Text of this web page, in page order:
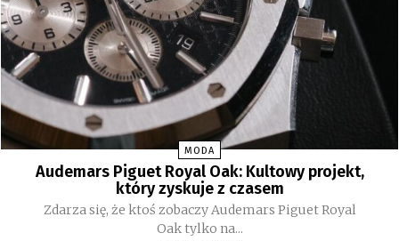
MODA
Audemars Piguet Royal Oak: Kultowy projekt,
który zyskuje z czasem
Zdarza się, że ktoś zobaczy Audemars Piguet Royal
Oak tylko na...